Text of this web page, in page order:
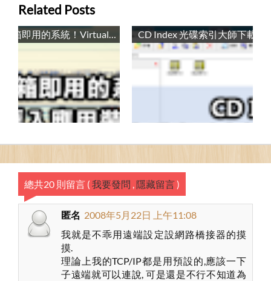
Related Posts
快速建立開箱即用的系統！VirtualBox匯入應用裝置教學 / How to Import a OVF Format Virtual Appliance to VirtualBox
總共20 則留言 ( 我要發問 ,隱藏留言)
匿名 2008年5月22日 上午11:08
我就是不乖用遠端設定設網路橋接器的摸
摸.
理論上我的TCP/IP都是用預設的,應該一下
子遠端就可以連說, 可是還是不行不知道為